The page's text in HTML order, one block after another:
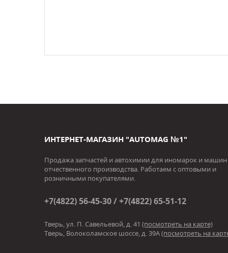
ИНТЕРНЕТ-МАГАЗИН "AUTOMAG №1"
Продажа запчастей и автохимии для иномарок и машин
отчественного производства. Работаем с оптовыми и
розничными покупателями.
+7(4822) 56-45-30 / +7(4822) 65-51-12
Тверь, ул. П. Савельевой, д. 41 (посмотреть на карте)
Тверь, Волоколамское шоссе, д. 39А(посмотреть на